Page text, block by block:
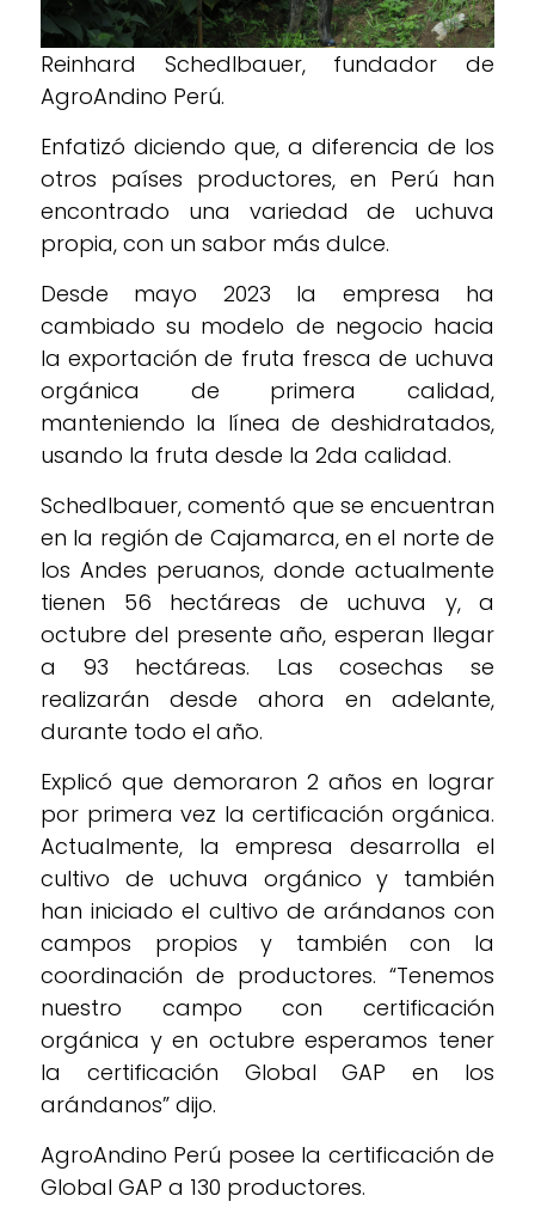
Reinhard Schedlbauer, fundador de
AgroAndino Perú.
Enfatizó diciendo que, a diferencia de los
otros países productores, en Perú han
encontrado una variedad de uchuva
propia, con un sabor más dulce.
Desde mayo 2023 la empresa ha
cambiado su modelo de negocio hacia
la exportación de fruta fresca de uchuva
orgánica de primera calidad,
manteniendo la línea de deshidratados,
usando la fruta desde la 2da calidad.
Schedlbauer, comentó que se encuentran
en la región de Cajamarca, en el norte de
los Andes peruanos, donde actualmente
tienen 56 hectáreas de uchuva y, a
octubre del presente año, esperan llegar
a 93 hectáreas. Las cosechas se
realizarán desde ahora en adelante,
durante todo el año.
Explicó que demoraron 2 años en lograr
por primera vez la certificación orgánica.
Actualmente, la empresa desarrolla el
cultivo de uchuva orgánico y también
han iniciado el cultivo de arándanos con
campos propios y también con la
coordinación de productores. “Tenemos
nuestro campo con certificación
orgánica y en octubre esperamos tener
la certificación Global GAP en los
arándanos” dijo.
AgroAndino Perú posee la certificación de
Global GAP a 130 productores.